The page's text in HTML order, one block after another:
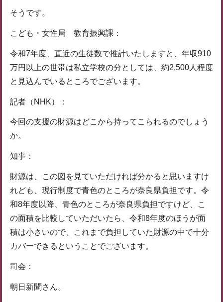
そうです。
こども・女性局 教育振興課：
令和7年度、直近の生徒数で推計いたしますと、年収910
万円以上の世帯は私立学校の分としては、約2,500人程度
と見込んでいるところでございます。
記者（NHK）：
今回の支援の財源はどこから持ってこられるのでしょう
か。
知事：
財源は、この図を見ていただければ分かると思いますけ
れども、現行制度で青色のところが奈良県負担です。令
和8年度以降、青色のところが奈良県負担ですけど、こ
の面積を比較していただいたら、令和8年度のほうが面
積は小さいので、これまで負担していた財源の中で十分
カバーできるということでございます。
司会：
朝日新聞さん。